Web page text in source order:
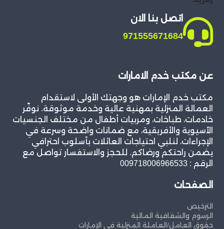
اتصل بنا الان
971555671684
عن مكتب خدم الامارات
مكتب خدم الإمارات هو وجهتك الأولى لاستقدام
العمالة المنزلية بمهنية عالية وخدمة موثوقة. نوفّر
خادمات، طباخات، ومربيات أطفال من مختلف الجنسيات
الآسيوية والأفريقية، مع ضمانات واضحة وسرعة في
الإجراءات، لنلبي احتياجات العائلات بأسلوب احترافي
يضمن راحتكم ورضاكم. للحجز والاستفسار تواصل مع
الرقم : 009718006966533
الصفحات
الترخيص
الرسوم والشفافية المالية
حقوق العامل/العاملة المنزلية في الإمارات